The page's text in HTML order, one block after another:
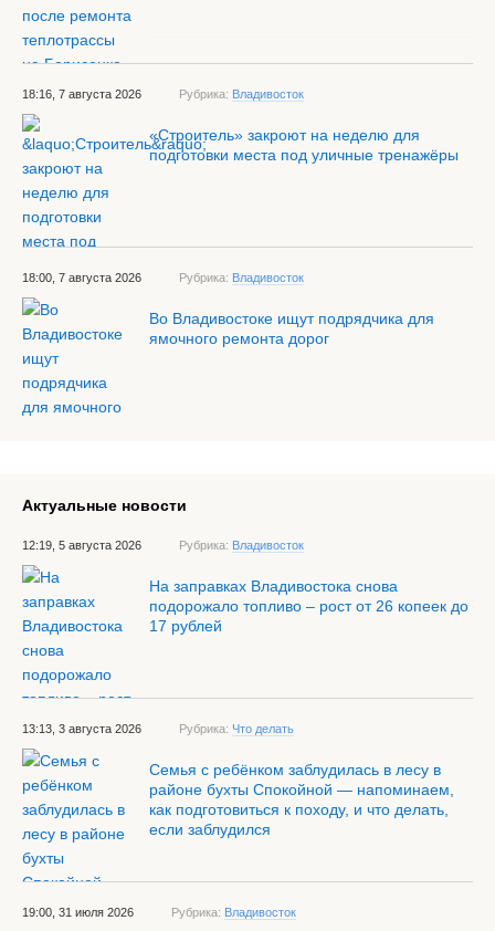
18:16, 7 августа 2026 Рубрика: Владивосток
«Строитель» закроют на неделю для
подготовки места под уличные тренажёры
18:00, 7 августа 2026 Рубрика: Владивосток
Во Владивостоке ищут подрядчика для
ямочного ремонта дорог
Актуальные новости
12:19, 5 августа 2026 Рубрика: Владивосток
На заправках Владивостока снова
подорожало топливо – рост от 26 копеек до
17 рублей
13:13, 3 августа 2026 Рубрика: Что делать
Семья с ребёнком заблудилась в лесу в
районе бухты Спокойной — напоминаем,
как подготовиться к походу, и что делать,
если заблудился
19:00, 31 июля 2026 Рубрика: Владивосток